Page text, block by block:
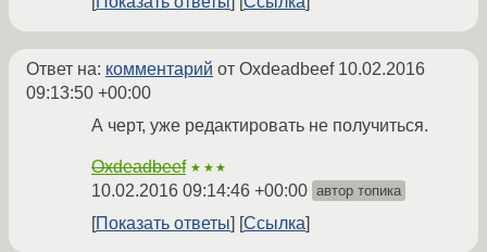
Ответ на: комментарий от Oxdeadbeef 10.02.2016
09:13:50 +00:00
А черт, уже редактировать не получиться.
Oxdeadbeef ★★★
10.02.2016 09:14:46 +00:00 автор топика
Показать ответы Ссылка